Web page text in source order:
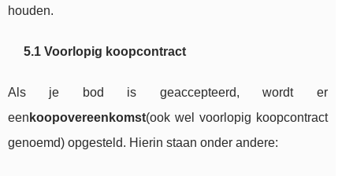
houden.
5.1 Voorlopig koopcontract
Als je bod is geaccepteerd, wordt er
een koopovereenkomst(ook wel voorlopig koopcontract
genoemd) opgesteld. Hierin staan onder andere: